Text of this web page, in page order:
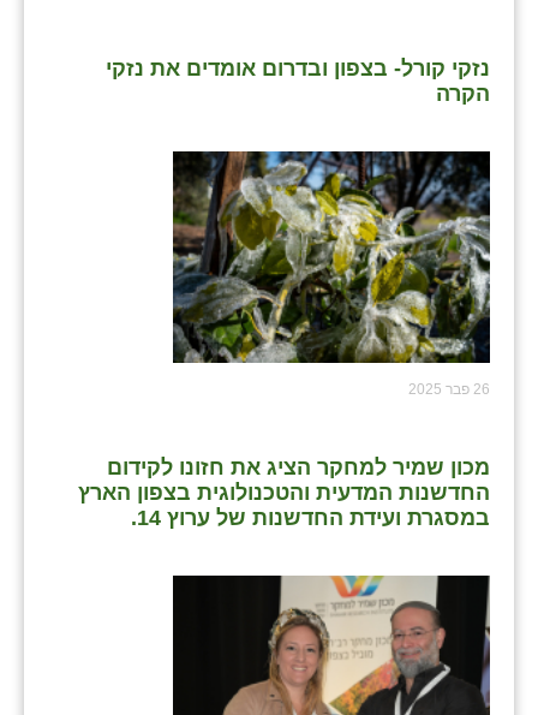
נזקי קורל- בצפון ובדרום אומדים את נזקי
הקרה
26 פבר 2025
מכון שמיר למחקר הציג את חזונו לקידום
החדשנות המדעית והטכנולוגית בצפון הארץ
במסגרת ועידת החדשנות של ערוץ 14.
כפר מע״ש
כפר סבא (אגרא)
כפר שמריהו
מגשימים
מישר
מכורה
נווה אטי״ב
ניר צבי
עין חצבה
עין תמר